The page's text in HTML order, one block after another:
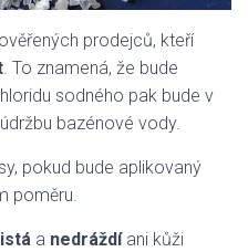
prodejců, kteří
. To znamená, že bude
sodného pak bude v
bazénové vody.
pokud bude aplikovaný
poměru.
a nedráždí ani kůži